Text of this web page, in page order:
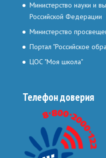
Министерство науки и
Российской Федерации
Министерство
Портал "Российское
ЦОС "Моя школа"
Телефон доверия